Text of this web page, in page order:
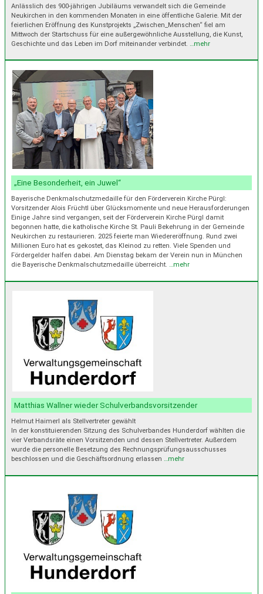
Anlässlich des 900-jährigen Jubiläums verwandelt sich die Gemeinde
Neukirchen in den kommenden Monaten in eine öffentliche Galerie. Mit der
feierlichen Eröffnung des Kunstprojekts „Zwischen_Menschen“ fiel am
Mittwoch der Startschuss für eine außergewöhnliche Ausstellung, die Kunst,
Geschichte und das Leben im Dorf miteinander verbindet. …mehr
„Eine Besonderheit, ein Juwel“
Bayerische Denkmalschutzmedaille für den Förderverein Kirche Pürgl:
Vorsitzender Alois Früchtl über Glücksmomente und neue Herausforderungen
Einige Jahre sind vergangen, seit der Förderverein Kirche Pürgl damit
begonnen hatte, die katholische Kirche St. Pauli Bekehrung in der Gemeinde
Neukirchen zu restaurieren. 2025 feierte man Wiedereröffnung. Rund zwei
Millionen Euro hat es gekostet, das Kleinod zu retten. Viele Spenden und
Fördergelder halfen dabei. Am Dienstag bekam der Verein nun in München
die Bayerische Denkmalschutzmedaille überreicht. …mehr
Matthias Wallner wieder Schulverbandsvorsitzender
Helmut Haimerl als Stellvertreter gewählt
In der konstituierenden Sitzung des Schulverbandes Hunderdorf wählten die
vier Verbandsräte einen Vorsitzenden und dessen Stellvertreter. Außerdem
wurde die personelle Besetzung des Rechnungsprüfungsausschusses
beschlossen und die Geschäftsordnung erlassen …mehr